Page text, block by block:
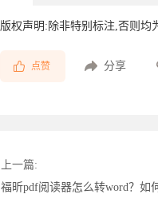
版权声明:除非特别标注,否则均
点赞 分享
上一篇:
福昕pdf阅读器怎么转word？如